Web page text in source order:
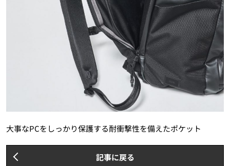
大事なPCをしっかり保護する耐衝撃性を備えたポケット
記事に戻る